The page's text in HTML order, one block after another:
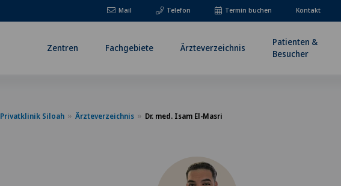
Mail Telefon Termin buchen Kontakt
Zentren Fachgebiete Ärzteverzeichnis
Patienten &
Besucher
Privatklinik Siloah Ärzteverzeichnis Dr. med. Isam El-Masri